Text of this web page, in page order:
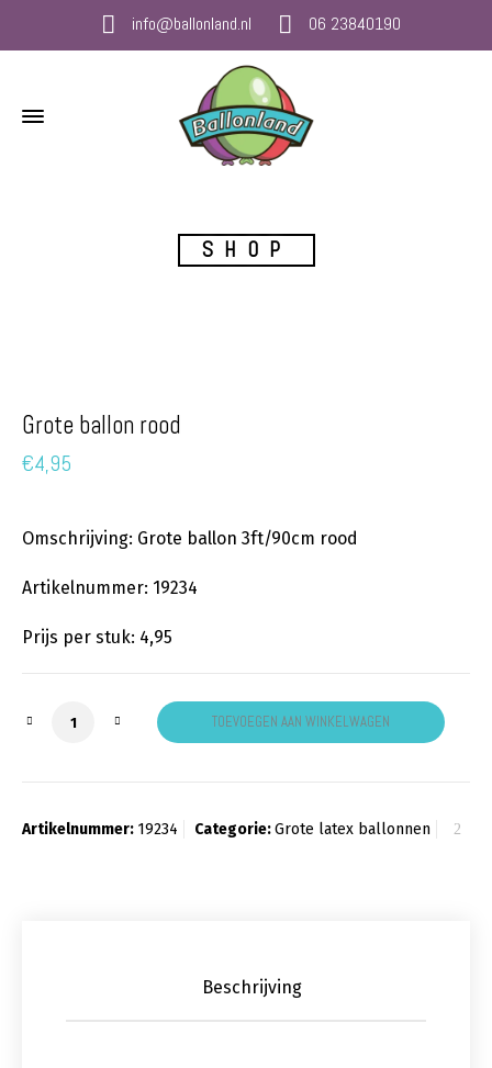
info@ballonland.nl 06 23840190
SHOP
Grote ballon rood
€4,95
Omschrijving: Grote ballon 3ft/90cm rood
Artikelnummer: 19234
Prijs per stuk: 4,95
Grote ballon rood aantalTOEVOEGEN AAN WINKELWAGEN
Artikelnummer: 19234 Categorie:Grote latex ballonnen
Beschrijving